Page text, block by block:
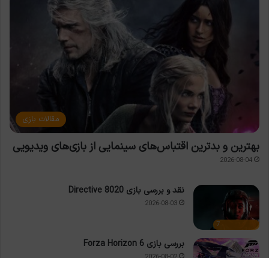
مقالات بازی
بهترین و بدترین اقتباس‌های سینمایی از بازی‌های ویدیویی
2026-08-04
7
نقد و بررسی بازی Directive 8020
2026-08-03
بررسی بازی Forza Horizon 6